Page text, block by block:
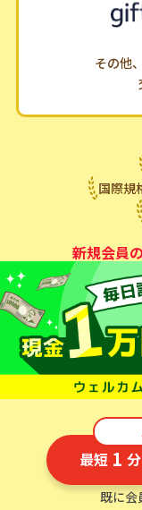
その他
国際規
新規会員
最短 1
既に会